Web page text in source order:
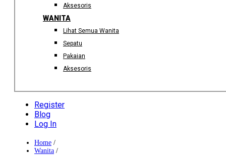
Aksesoris
WANITA
Lihat Semua Wanita
Sepatu
Pakaian
Aksesoris
Register
Blog
Log In
Home /
Wanita /